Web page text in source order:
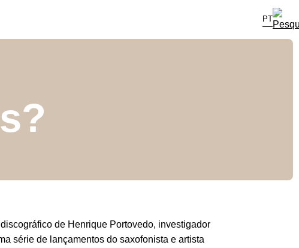
PT
de Henrique Portovedo, investigador
série de lançamentos do saxofonista e artista